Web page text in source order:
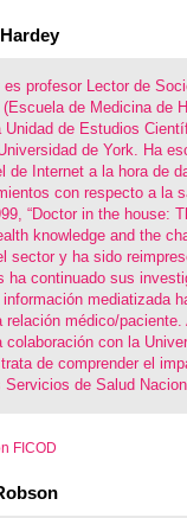
es profesor Lector de
de Medicina de
Unidad de Estudios
de York. Ha
de Internet a la hora de
con respecto a la
“Doctor in the house:
knowledge and the
sector y ha sido
ha continuado sus
mediatizada
relación médico/paciente.
colaboración con la
de comprender el
Servicios de Salud
FICOD